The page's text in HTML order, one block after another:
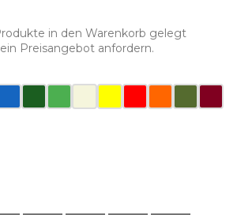
in den Warenkorb gelegt
Preisangebot anfordern.